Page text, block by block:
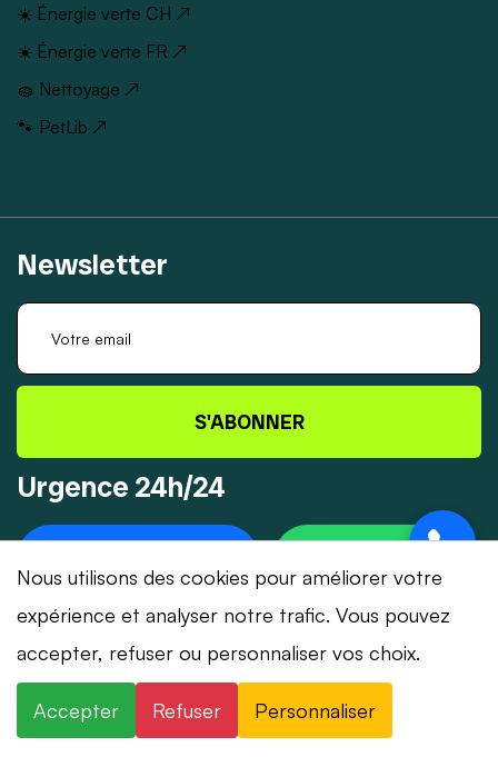
☀️ Énergie verte CH ↗
☀️ Énergie verte FR ↗
🧽 Nettoyage ↗
🐾 PetLib ↗
Newsletter
S'ABONNER
Urgence 24h/24
© 2026 Dépannage-Serrurier.ch - Tous droits
réservés | Suisse romande
Nous utilisons des cookies pour améliorer votre
expérience et analyser notre trafic. Vous pouvez
accepter, refuser ou personnaliser vos choix.
Accepter Refuser Personnaliser